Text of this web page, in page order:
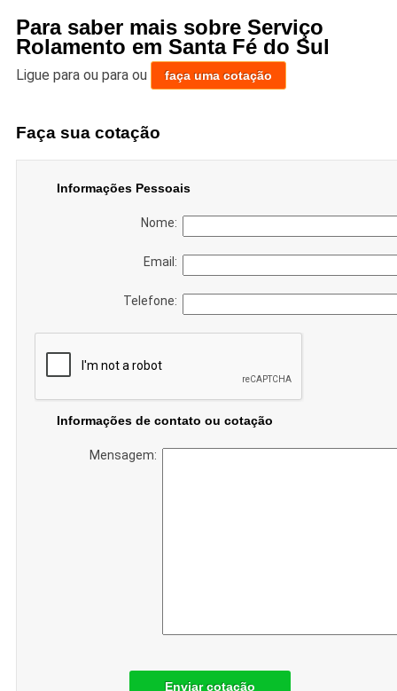
Para saber mais sobre Serviço
Rolamento em Santa Fé do Sul
Ligue para ou para ou faça uma cotação
Faça sua cotação
Informações Pessoais
Nome:
Email:
Telefone:
Informações de contato ou cotação
Mensagem:
Enviar cotação